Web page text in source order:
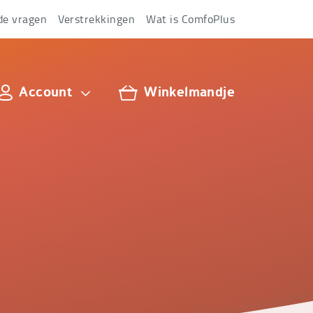
vragen Verstrekkingen Wat is ComfoPlus
Account Winkelmandje